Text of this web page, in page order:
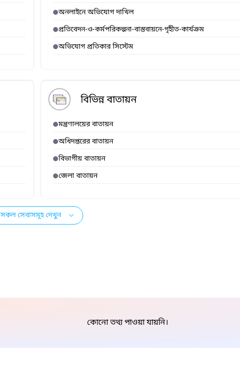
অনলাইনে অভিযোগ দাখিল
প্রতিবেদন-ও-কর্মপরিকল্পনা-বাস্তবায়নে-গৃহীত-কার্যক্রম
অভিযোগ প্রতিকার সিস্টেম
বিভিন্ন বাতায়ন
মন্ত্রণালয়ের বাতায়ন
অধিদপ্তরের বাতায়ন
বিভাগীয় বাতায়ন
জেলা বাতায়ন
সকল সেবাসমূহ দেখুন
কোনো তথ্য পাওয়া যায়নি।